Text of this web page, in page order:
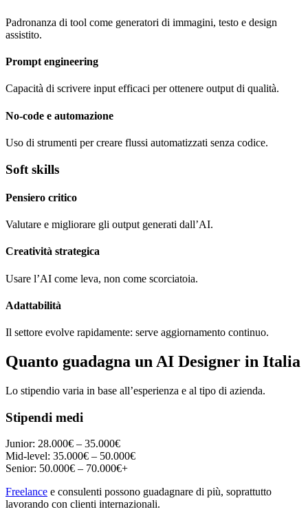
Padronanza di tool come generatori di immagini, testo e design
assistito.
Prompt engineering
Capacità di scrivere input efficaci per ottenere output di qualità.
No-code e automazione
Uso di strumenti per creare flussi automatizzati senza codice.
Soft skills
Pensiero critico
Valutare e migliorare gli output generati dall’AI.
Creatività strategica
Usare l’AI come leva, non come scorciatoia.
Adattabilità
Il settore evolve rapidamente: serve aggiornamento continuo.
Quanto guadagna un AI Designer in Italia
Lo stipendio varia in base all’esperienza e al tipo di azienda.
Stipendi medi
Junior: 28.000€ – 35.000€
Mid-level: 35.000€ – 50.000€
Senior: 50.000€ – 70.000€+
Freelance e consulenti possono guadagnare di più, soprattutto
lavorando con clienti internazionali.